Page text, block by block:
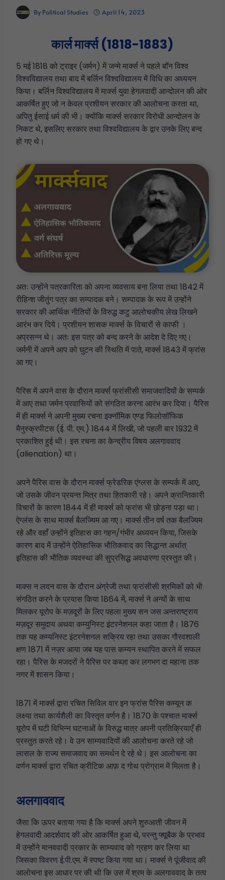
By Political Studies April 14, 2023
कार्ल मार्क्स (1818-1883)
5 मई 1818 को ट्राइर (जर्मन) में जन्मे मार्क्स ने पहले बॉन विश्व
विश्वविद्यालय तथा बाद में बर्लिन विश्वविद्यालय में विधि का अध्ययन
किया। बर्लिन विश्वविद्यालय में मार्क्स युवा हेगलवादी आन्दोलन की ओर
आकर्षित हुए जो न केवल प्रशीयन सरकार की आलोचना करता था,
अपितु ईसाई धर्म की भी। क्योंकि मार्क्स सरकार विरोधी आन्दोलन के
निकट थे, इसलिए सरकार तथा विश्वविद्यालय के द्वार उनके लिए बन्द
हो गए थे।
अतः उन्होंने पत्रकारिता को अपना व्यवसाय बना लिया तथा 1842 में
रीहिन्श जीतुंग पत्र का सम्पादक बने। सम्पादक के रूप में उन्होंने
सरकार की आर्थिक नीतियों के विरुद्ध कटु आलोचकीय लेख लिखने
आरंभ कर दिये। प्रशीयन शासक मार्क्स के विचारों से काफी ।
अप्रसन्न थे। अतः इस पत्र को बन्द करने के आदेश दे दिए गए।
जर्मनी में अपने आप को घुटन की स्थिति में पाते, मार्क्स 1843 में फ्रांस
आ गए।
पैरिस में अपने वास के दौरान मार्क्स फ्रांसीसी समाजवादियों के सम्पर्क
में आए तथा जर्मन प्रवासियों को संगठित करना आरंभ कर दिया। पैरिस
में ही मार्क्स ने अपनी मुख्य रचना इक्नॉमिक एण्ड फिलोसॉफिक
मैनुस्क्रपीटस (ई. पी. एम.) 1844 में लिखी, जो पहली बार 1932 में
प्रकाशित हुई थी। इस रचना का केन्द्रीय विषय अलगाववाद
(alienation) था।
अपने पैरिस वास के दौरान मार्क्स फ्रेडरिक एंग्लस के सम्पर्क में आए,
जो उसके जीवन प्रयन्त मित्र तथा हितकारी रहे। अपने क्रान्तिकारी
विचारों के कारण 1844 में ही मार्क्स को फ्रांस भी छोड़ना पड़ा था।
ऐग्लंस के साथ मार्क्स बैलज्यिम आ गए। मार्क्स तीन वर्ष तक बैलज्यिम
रहे और वहाँ उन्होंने इतिहास का गहन/गंभीर अध्ययन किया, जिसके
कारण बाद में उन्होंने ऐतिहासिक भौतिकवाद का सिद्धान्त अर्थात्
इतिहास की भौतिक व्यवस्था की सुप्रसिद्ध अवधारणा प्रस्तुत की।
माक्स न लदन वास के दौरान अंग्रेजी तथा फ्रांसीसी श्रमिकों को भी
संगठित करने के प्रयास किया 1864 में, मार्क्स ने अन्यों के साथ
मिलकर यूरोप के मज़दूरों के लिए पहला मुख्य सन जस अन्तराष्ट्राय
मज़दूर समुदाय अथवा कम्युनिस्ट इंटरनेशनल कहा जाता है। 1876
तक यह कम्यनिस्ट इंटरनेशनल सक्रिय रहा तथा उसका गौरवशाली
क्षण 1871 में नज़र आया जब यह पास कम्यन स्थापित करने में सफल
रहा। पैरिस के मजदरों ने पैरिस पर कब्ज़ा कर लगभग दा महाना तक
नगर में शासन किया।
1871 में मार्क्स द्वारा रचित सिविल वार इन फ्रांस पैरिस कम्यून क
लक्ष्या तथा कार्यशैली का विस्तृत वर्णन है। 1870 के पश्चात मार्क्स
यूरोप में घटी विभिन्न घटनाओं के विरुद्ध मात्र अपनी प्रतिक्रियाएँ ही
प्रस्तुत करते रहे। वे उन साम्यवादियों की आलोचना करते रहे जो
लासल के राज्य समाजवाद का समर्थन दे रहे थे। इस आलोचना का
वर्णन मार्क्स द्वारा रचित क्रीटिक आफ़ द गोथ प्रोग्राम में मिलता है।
अलगाववाद
जैसा कि ऊपर बताया गया है कि मार्क्स अपने शुरुआती जीवन में
हेगलवादी आदर्शवाद की ओर आकर्षित हुआ थे, परन्तु फ्यूबैक के प्रभाव
में उन्होंने मानववादी प्रकार के साम्यवाद को ग्रहण कर लिया था
जिसका विवरण ई.पी.एम. में स्पष्ट किया गया था। मार्क्स ने पूंजीवाद की
आलोचना इस आधार पर की थी कि उस में श्रम के अलगाववाद के तत्व